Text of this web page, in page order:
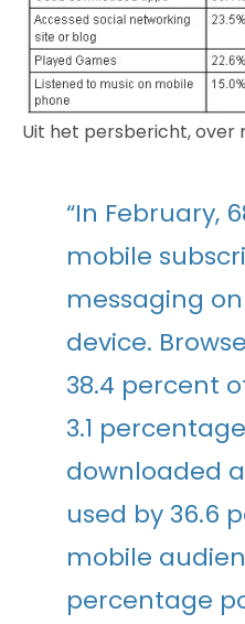
Uit het persbericht, over
“In February,
mobile
messaging
device.
38.4 percent
3.1
downloaded
used by 36.6
mobile
percentage